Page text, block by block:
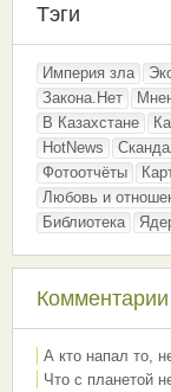
Тэги
Империя зла
Закона.Нет
В Казахстане
HotNews
Фотоотчёты
Любовь и
Библиотека
А кто напал то,
Что с планетой